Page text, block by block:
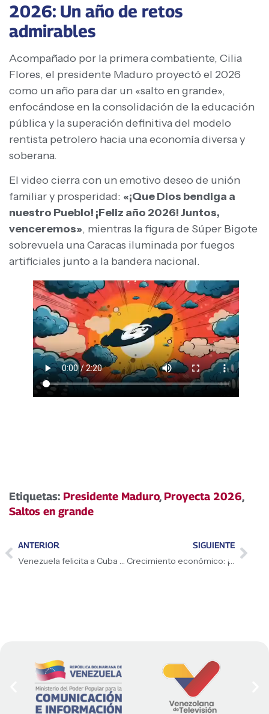
2026: Un año de retos
admirables
Acompañado por la primera combatiente, Cilia
Flores, el presidente Maduro proyectó el 2026
como un año para dar un «salto en grande»,
enfocándose en la consolidación de la educación
pública y la superación definitiva del modelo
rentista petrolero hacia una economía diversa y
soberana.
​El video cierra con un emotivo deseo de unión
familiar y prosperidad: «¡Que Dios bendiga a
nuestro Pueblo! ¡Feliz año 2026! Juntos,
venceremos», mientras la figura de Súper Bigote
sobrevuela una Caracas iluminada por fuegos
artificiales junto a la bandera nacional.
Etiquetas: Presidente Maduro, Proyecta 2026,
Saltos en grande
ANTERIOR
Venezuela felicita a Cuba por su 67.° Aniversario
SIGUIENTE
Crecimiento económico: ¡Victoria del pueblo!